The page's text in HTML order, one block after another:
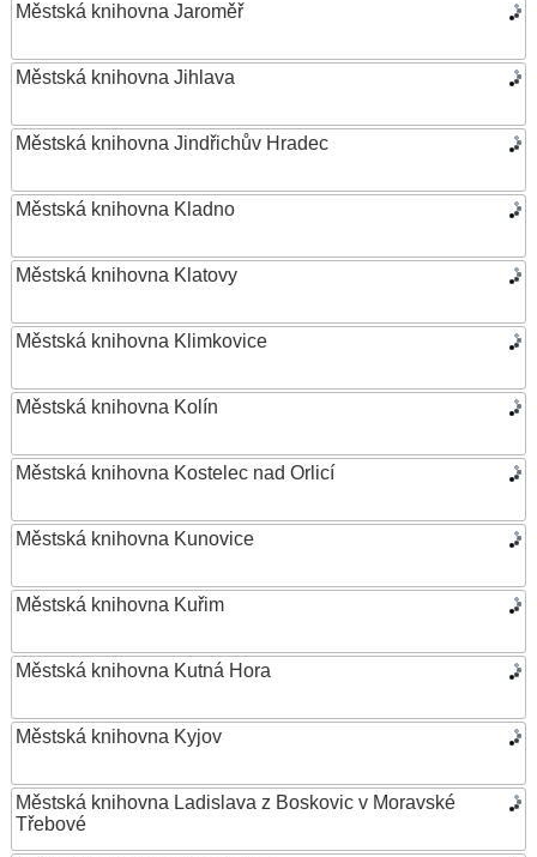
Městská knihovna Jaroměř
Městská knihovna Jihlava
Městská knihovna Jindřichův Hradec
Městská knihovna Kladno
Městská knihovna Klatovy
Městská knihovna Klimkovice
Městská knihovna Kolín
Městská knihovna Kostelec nad Orlicí
Městská knihovna Kunovice
Městská knihovna Kuřim
Městská knihovna Kutná Hora
Městská knihovna Kyjov
Městská knihovna Ladislava z Boskovic v Moravské
Třebové